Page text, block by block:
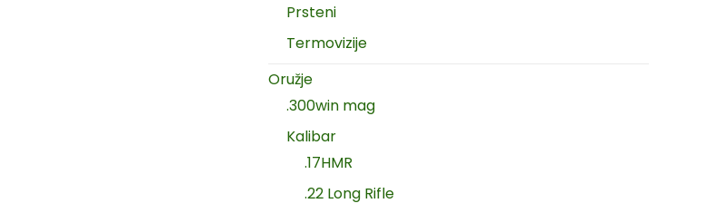
Prsteni
Termovizije
Oružje
.300win mag
Kalibar
.17HMR
.22 Long Rifle